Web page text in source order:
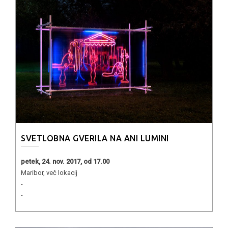
SVETLOBNA GVERILA NA ANI LUMINI
petek, 24. nov. 2017, od 17.00
Maribor, več lokacij
-
-